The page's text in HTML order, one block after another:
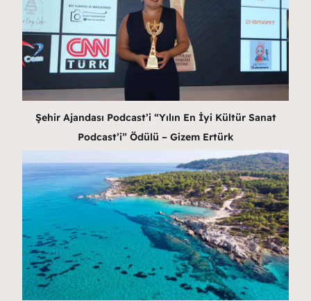
Şehir Ajandası Podcast’i “Yılın En İyi Kültür Sanat
Podcast’i” Ödülü – Gizem Ertürk